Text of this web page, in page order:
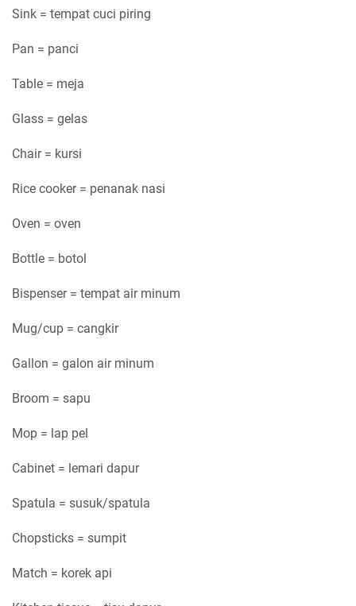
Sink = tempat cuci piring
Pan = panci
Table = meja
Glass = gelas
Chair = kursi
Rice cooker = penanak nasi
Oven = oven
Bottle = botol
Bispenser = tempat air minum
Mug/cup = cangkir
Gallon = galon air minum
Broom = sapu
Mop = lap pel
Cabinet = lemari dapur
Spatula = susuk/spatula
Chopsticks = sumpit
Match = korek api